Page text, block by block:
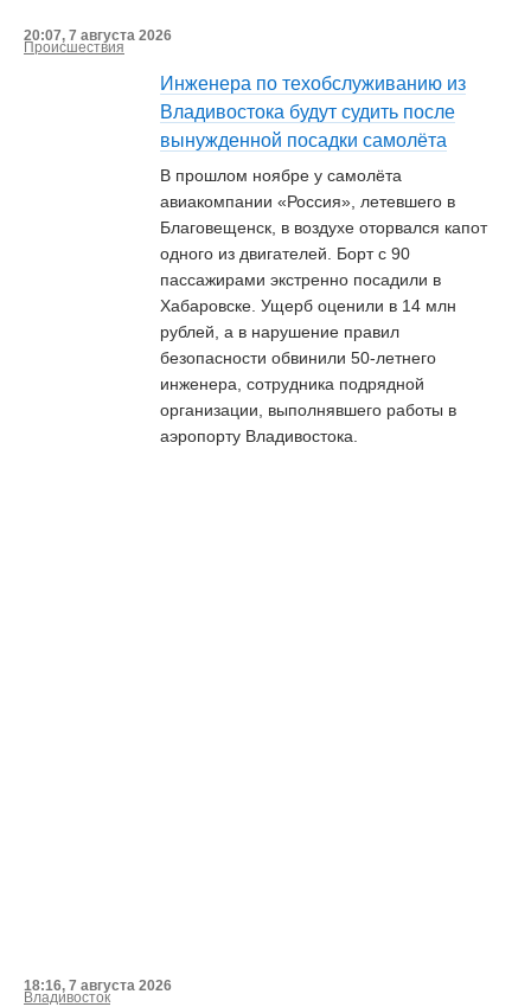
20:07, 7 августа 2026
Происшествия
Инженера по техобслуживанию из
Владивостока будут судить после
вынужденной посадки самолёта
В прошлом ноябре у самолёта
авиакомпании «Россия», летевшего в
Благовещенск, в воздухе оторвался капот
одного из двигателей. Борт с 90
пассажирами экстренно посадили в
Хабаровске. Ущерб оценили в 14 млн
рублей, а в нарушение правил
безопасности обвинили 50-летнего
инженера, сотрудника подрядной
организации, выполнявшего работы в
аэропорту Владивостока.
18:16, 7 августа 2026
Владивосток